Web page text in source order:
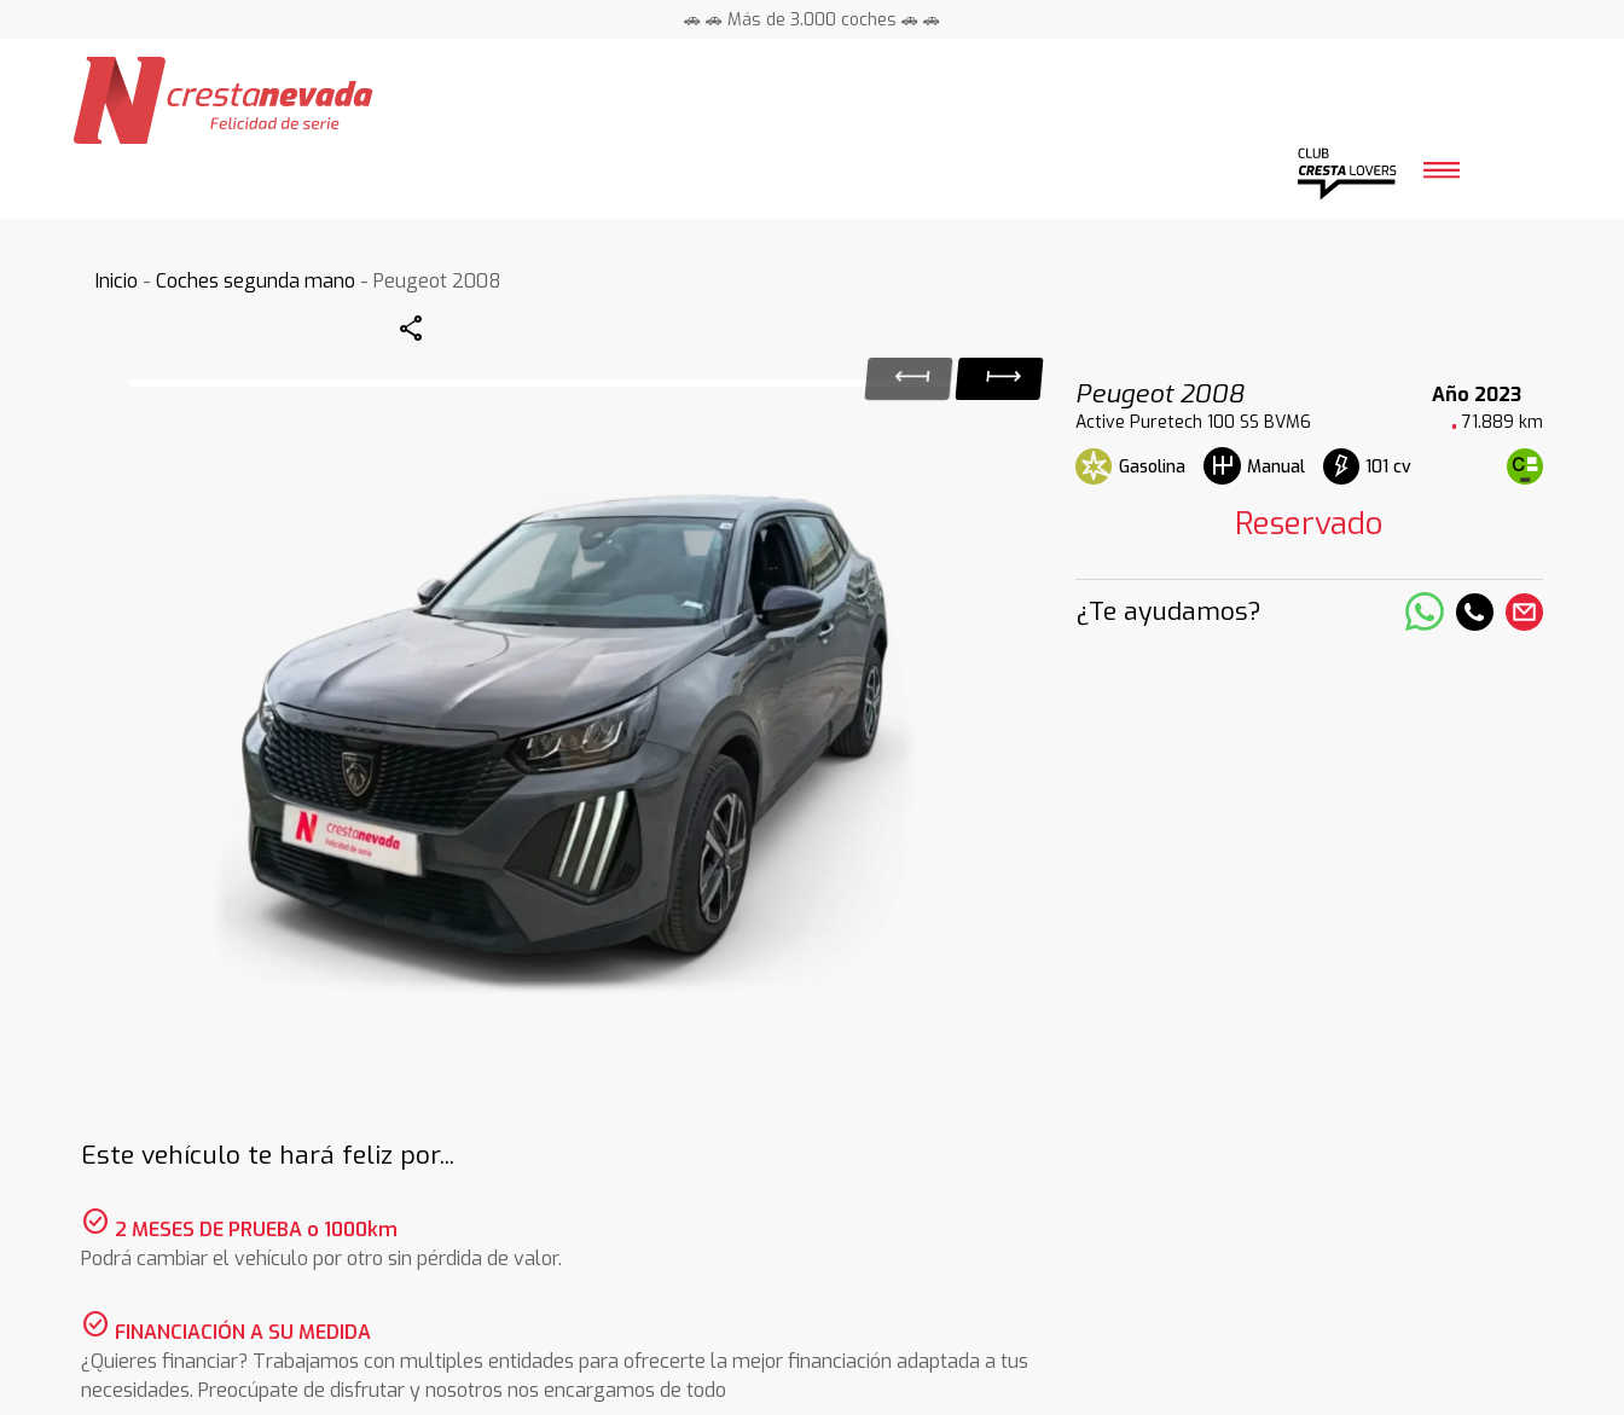
🚗 🚗 Más de 3.000 coches 🚗 🚗
Inicio -Coches segunda mano - Peugeot 2008
Share
Peugeot 2008
Año 2023
Active Puretech 100 SS BVM6
71.889 km
Gasolina
Manual 101 cv
Reservado
¿Te ayudamos?
Este vehículo te hará feliz por...
check_circle 2 MESES DE PRUEBA o 1000km
Podrá cambiar el vehículo por otro sin pérdida de valor.
check_circle FINANCIACIÓN A SU MEDIDA
¿Quieres financiar? Trabajamos con multiples entidades para ofrecerte la mejor financiación adaptada a tus
necesidades. Preocúpate de disfrutar y nosotros nos encargamos de todo